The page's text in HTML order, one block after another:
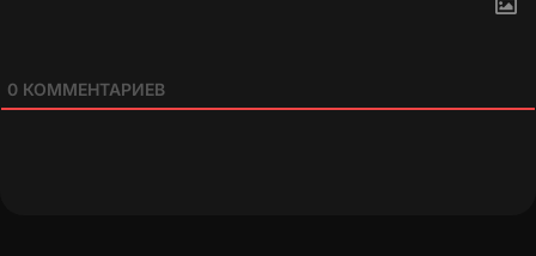
0 КОММЕНТАРИЕВ